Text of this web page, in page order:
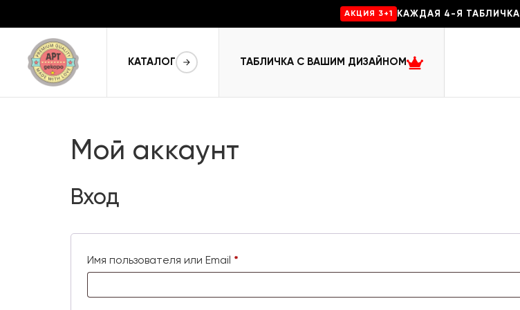
AKЦИЯ 3+1 КАЖДАЯ 4-Я ТАБЛИЧКА
КАТАЛОГ ТАБЛИЧКА С ВАШИМ ДИЗАЙНОМ
Мой аккаунт
Вход
Имя пользователя или Email *